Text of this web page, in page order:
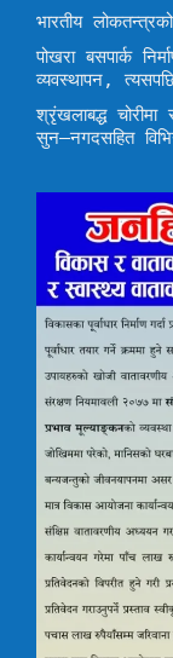
भारतीय
पोखरा बसपार्क
व्यवस्थापन,
श्रृंखलाबद्ध
सुन–नगदसहित